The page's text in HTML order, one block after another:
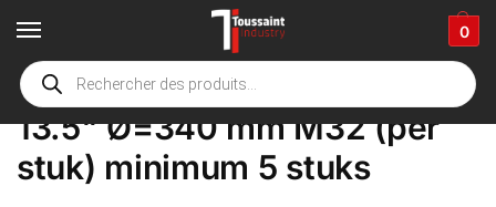
0
Home Winkel / Product Opties /
13.5" Ø=340 mm M32 (per
stuk) minimum 5 stuks